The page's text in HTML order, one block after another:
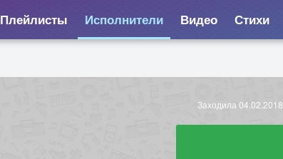
Плейлисты Исполнители Видео Стихи
Заходила 04.02.2018